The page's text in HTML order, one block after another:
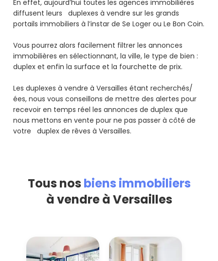
En effet, aujourd’hui toutes les agences immobilières
diffusent leurs duplexes à vendre sur les grands
portails immobiliers à l’instar de Se Loger ou Le Bon Coin.
Vous pourrez alors facilement filtrer les annonces
immobilières en sélectionnant, la ville, le type de bien :
duplex et enfin la surface et la fourchette de prix.
Les duplexes à vendre à Versailles étant recherchés/
ées, nous vous conseillons de mettre des alertes pour
recevoir en temps réel les annonces de duplex que
nous mettons en vente pour ne pas passer à côté de
votre duplex de rêves à Versailles.
Tous nos biens immobiliers
à vendre à Versailles